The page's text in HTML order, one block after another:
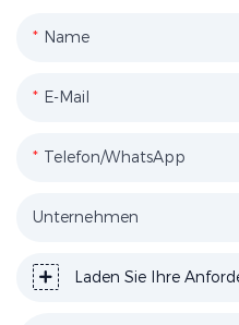
Name
E-Mail
Telefon/WhatsApp
Unternehmen
Laden Sie Ihre